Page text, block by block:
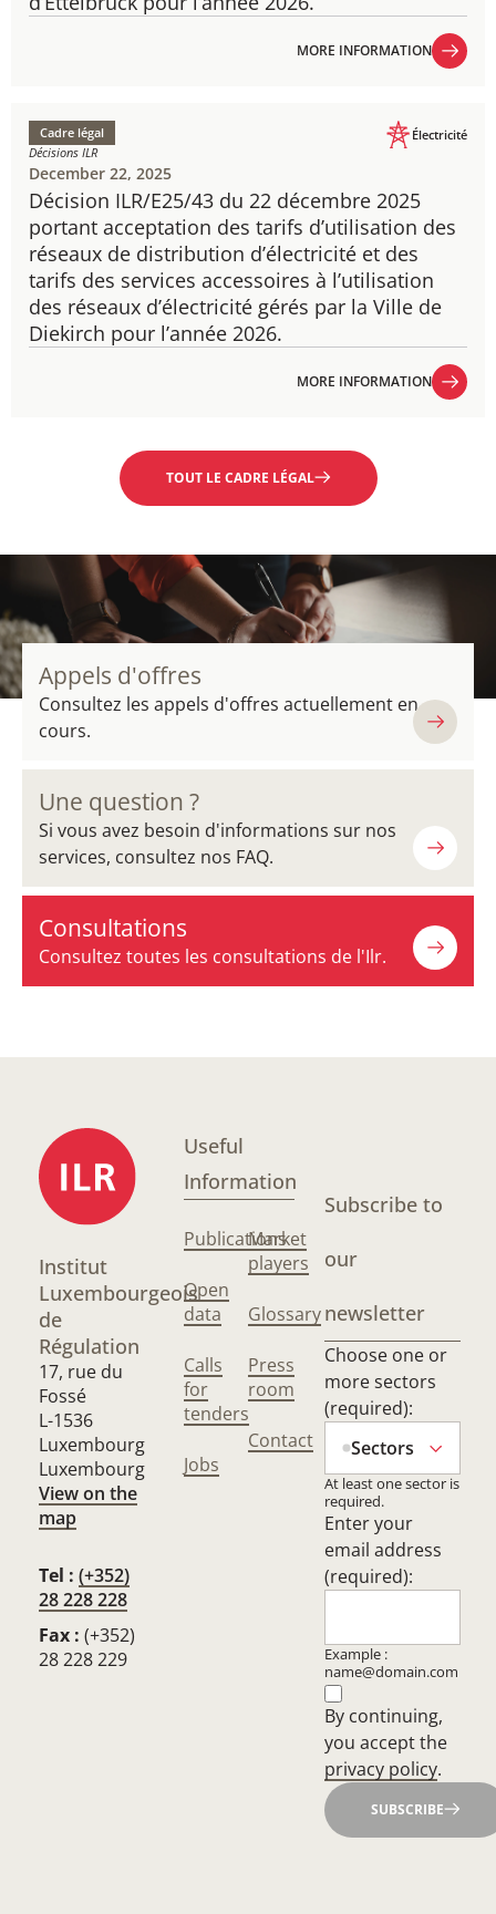
MORE INFORMATION
Décision ILR/E25/43 du 22 décembre 2025
portant acceptation des tarifs d’utilisation des
réseaux de distribution d’électricité et des
tarifs des services accessoires à l’utilisation
des réseaux d’électricité gérés par la Ville de
Diekirch pour l’année 2026.
Cadre légal
Décisions ILR
Électricité
December 22, 2025
MORE INFORMATION
TOUT LE CADRE LÉGAL
Appels d'offres
Consultez les appels d'offres actuellement en
cours.
Une question ?
Si vous avez besoin d'informations sur nos
services, consultez nos FAQ.
Consultations
Consultez toutes les consultations de l'Ilr.
Institut
Luxembourgeois
de
Régulation
17, rue du
Fossé
L-1536
Luxembourg
Luxembourg
View on the
map
Tel : (+352)
28 228 228
Fax : (+352)
28 228 229
Useful
Information
Publications
Open
data
Calls
for
tenders
Jobs
Market
players
Glossary
Press
room
Contact
Subscribe to
our
newsletter
Choose one or
more sectors
(required):
Sectors
At least one sector is
required.
Enter your
email address
(required):
Example :
name@domain.com
By continuing,
you accept the
privacy policy.
SUBSCRIBE